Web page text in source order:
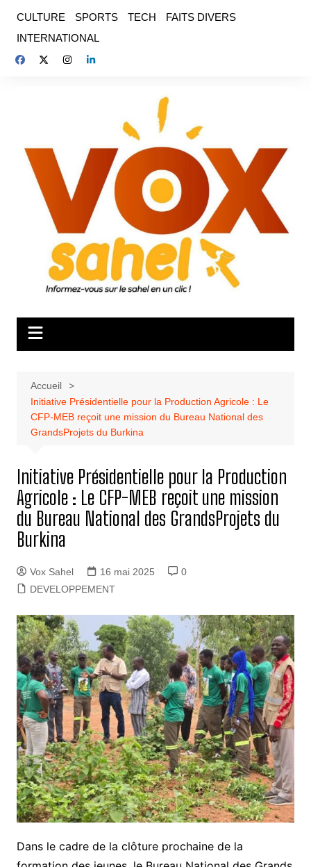
contenu
CULTURE SPORTS TECH
FAITS DIVERS
INTERNATIONAL
Accueil
Initiative Présidentielle pour la Production Agricole : Le
CFP-MEB reçoit une mission du Bureau National des
GrandsProjets du Burkina
Initiative Présidentielle pour la Production
Agricole : Le CFP-MEB reçoit une mission
du Bureau National des GrandsProjets du
Burkina
Vox Sahel 16 mai 2025
0
DEVELOPPEMENT
Dans le cadre de la clôture prochaine de la